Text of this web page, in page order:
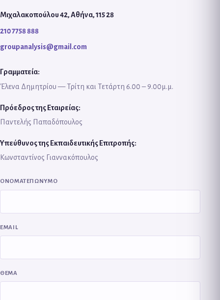
Μιχαλακοπούλου 42, Αθήνα, 115 28
210 7758 888
groupanalysis@gmail.com
Γραμματεία:
Έλενα Δημητρίου — Τρίτη και Τετάρτη 6.00 – 9.00μ.μ.
Πρόεδρος της Εταιρείας:
Παντελής Παπαδόπουλος
Υπεύθυνος της Εκπαιδευτικής Επιτροπής:
Κωνσταντίνος Γιαννακόπουλος
Website
ΟΝΟΜΑΤΕΠΩΝΥΜΟ
EMAIL
ΘΕΜΑ